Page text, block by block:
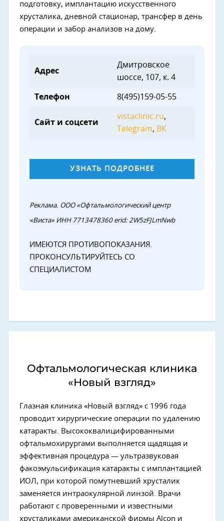
подготовку, имплантацию искусственного
хрусталика, дневной стационар, трансфер в день
операции и забор анализов на дому.
Адрес
Дмитровское
шоссе, 107, к. 4
Телефон 8(495)159-05-55
Сайт и соцсети
vistaclinic.ru,
Telegram, ВК
УЗНАТЬ ПОДРОБНЕЕ
Реклама. ООО «Офтальмологический центр
«Виста» ИНН 7713478360 erid: 2W5zFJLmNwb
ИМЕЮТСЯ ПРОТИВОПОКАЗАНИЯ.
ПРОКОНСУЛЬТИРУЙТЕСЬ СО
СПЕЦИАЛИСТОМ
Офтальмологическая клиника
«Новый взгляд»
Глазная клиника «Новый взгляд» с 1996 года
проводит хирургические операции по удалению
катаракты. Высококвалицифированными
офтальмохирургами выполняется щадящая и
эффективная процедура — ультразвуковая
факоэмульсификация катаракты с имплантацией
ИОЛ, при которой помутневший хрусталик
заменяется интраокулярной линзой. Врачи
работают с проверенными и известными
хрусталиками американской фирмы Alcon и